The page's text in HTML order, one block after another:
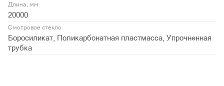
Длина, мм
20000
Смотровое стекло
Боросиликат, Поликарбонатная пластмасса, Упрочненная
трубка